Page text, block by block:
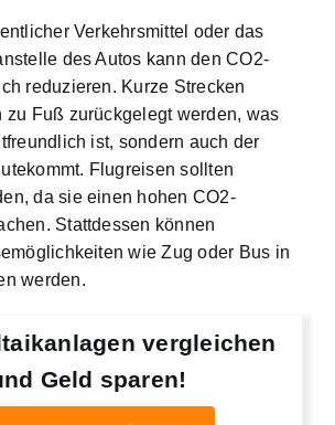
Verkehrsmittel oder das
des Autos kann den CO2-
reduzieren. Kurze Strecken
zu Fuß zurückgelegt werden, was
ist, sondern auch der
Flugreisen sollten
da sie einen hohen CO2-
Stattdessen können
wie Zug oder Bus in
werden.
vergleichen
Geld sparen!